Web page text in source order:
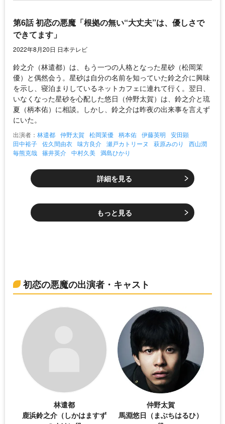
第6話 初恋の悪魔「根拠の無い“大丈夫”は、優しさで
できてます」
2022年8月20日 日本テレビ
鈴之介（林遣都）は、もう一つの人格となった星砂（松岡茉
優）と偶然会う。星砂は自分の名前を知っていた鈴之介に興味
を示し、寝泊まりしているネットカフェに連れて行く。翌日、
いなくなった星砂を心配した悠日（仲野太賀）は、鈴之介と琉
夏（柄本佑）に相談。しかし、鈴之介は昨夜の出来事を言えず
にいた。
出演者： 林遣都 仲野太賀 松岡茉優 柄本佑 伊藤英明
安田顕
田中裕子 佐久間由衣 味方良介 瀬戸カトリーヌ 萩原みのり
西山潤
毎熊克哉 篠井英介 中村久美 満島ひかり
詳細を見る
もっと見る
初恋の悪魔の出演者・キャスト
林遣都
鹿浜鈴之介（しかはますず
仲野太賀
馬淵悠日（まぶちはるひ）